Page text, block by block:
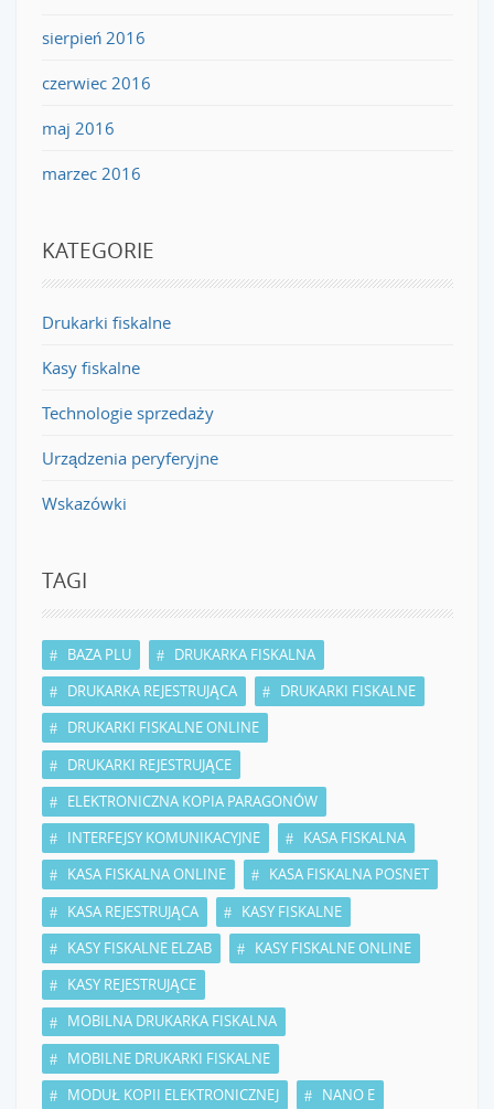
sierpień 2016
czerwiec 2016
maj 2016
marzec 2016
KATEGORIE
Drukarki fiskalne
Kasy fiskalne
Technologie sprzedaży
Urządzenia peryferyjne
Wskazówki
TAGI
BAZA PLU
DRUKARKA FISKALNA
DRUKARKA REJESTRUJĄCA
DRUKARKI FISKALNE
DRUKARKI FISKALNE ONLINE
DRUKARKI REJESTRUJĄCE
ELEKTRONICZNA KOPIA PARAGONÓW
INTERFEJSY KOMUNIKACYJNE
KASA FISKALNA
KASA FISKALNA ONLINE
KASA FISKALNA POSNET
KASA REJESTRUJĄCA
KASY FISKALNE
KASY FISKALNE ELZAB
KASY FISKALNE ONLINE
KASY REJESTRUJĄCE
MOBILNA DRUKARKA FISKALNA
MOBILNE DRUKARKI FISKALNE
MODUŁ KOPII ELEKTRONICZNEJ
NANO E